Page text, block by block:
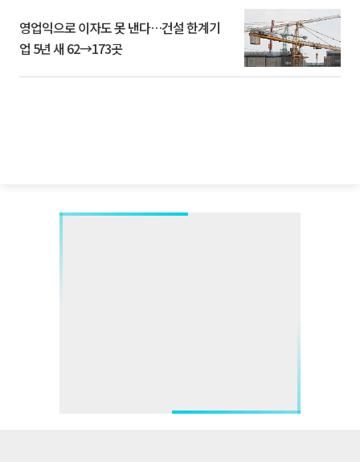
영업익으로 이자도 못 낸다…건설 한계기
업 5년 새 62→173곳